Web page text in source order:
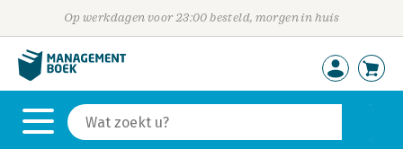
Op werkdagen voor 23:00 besteld, morgen in huis